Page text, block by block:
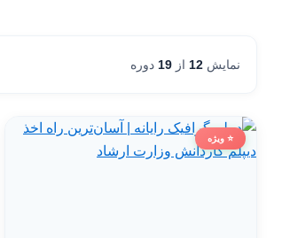
نمایش 12 از 19 دوره
⭐ ویژه